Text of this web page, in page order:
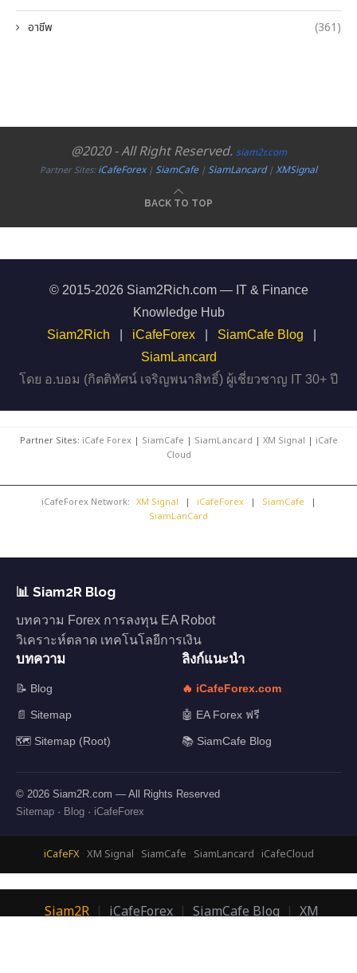
อาชีพ (361)
@2020 - All Right Reserved. siam2r.com
Partner Sites:iCafeForex|SiamCafe|SiamLancard|XMSignal
BACK TO TOP
© 2015-2026 Siam2Rich.com — IT & Finance
Knowledge Hub
Siam2Rich
iCafeForex SiamCafe Blog
SiamLancard
โดย อ.บอม (กิตติทัศน์ เจริญพนาสิทธิ์) ผู้เชี่ยวชาญ IT 30+ ปี
Partner Sites: iCafe Forex| SiamCafe | SiamLancard | XM Signal | iCafe
Cloud
iCafeForex Network: XM Signal | iCafeForex | SiamCafe
|
SiamLanCard
📊 Siam2R Blog
บทความ Forex การลงทุน EA Robot
วิเคราะห์ตลาด เทคโนโลยีการเงิน
บทความ
📝 Blog
📄 Sitemap
🗺️ Sitemap (Root)
ลิงก์แนะนำ
🔥 iCafeForex.com
🤖 EA Forex ฟรี
📚 SiamCafe Blog
© 2026 Siam2R.com — All Rights Reserved
Sitemap · Blog · iCafeForex
iCafeFX· XM Signal · SiamCafe · SiamLancard · iCafeCloud
Siam2R | iCafeForex | SiamCafe Blog | XM